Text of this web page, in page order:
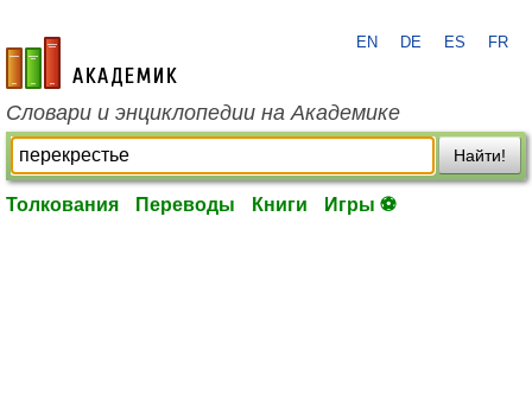
academic.ru
EN DE ES FR
Словари и энциклопедии на Академике
Найти!
Толкования Переводы Книги Игры ⚽